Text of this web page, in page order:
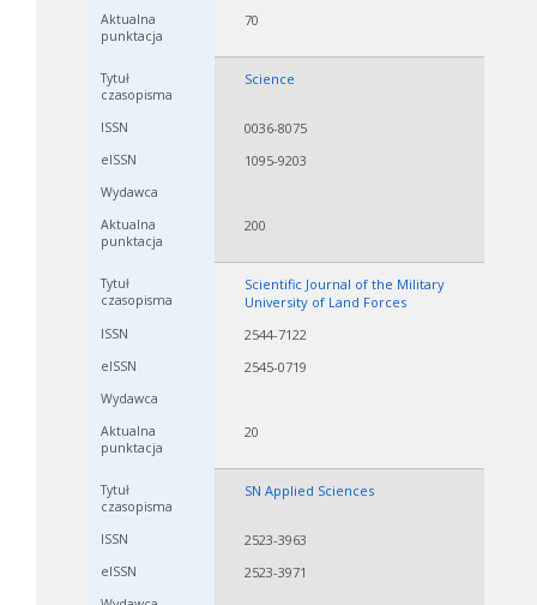
70
Science
0036-8075
1095-9203
200
Scientific Journal of the Military
University of Land Forces
2544-7122
2545-0719
20
SN Applied Sciences
2523-3963
2523-3971